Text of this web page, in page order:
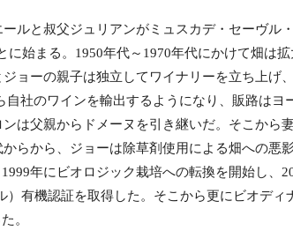
ルと叔父ジュリアンがミュスカデ・セーヴル
始まる。1950年代～1970年代にかけて畑は拡
ョーの親子は独立してワイナリーを立ち上げ
社のワインを輸出するようになり、販路はヨ
は父親からドメーヌを引き継いだ。そこから
らから、ジョーは除草剤使用による畑への悪
年にビオロジック栽培への転換を開始し、
）有機認証を取得した。そこから更にビオデ
。